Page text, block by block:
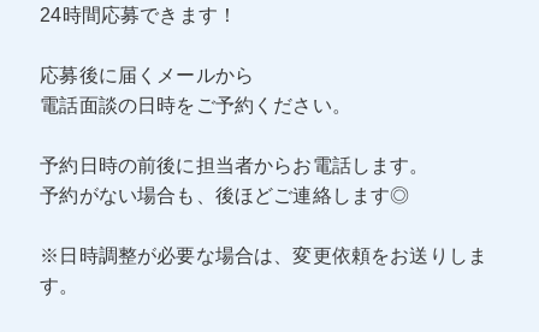
24時間応募できます！
応募後に届くメールから
電話面談の日時をご予約ください。
予約日時の前後に担当者からお電話します。
予約がない場合も、後ほどご連絡します◎
※日時調整が必要な場合は、変更依頼をお送りしま
す。